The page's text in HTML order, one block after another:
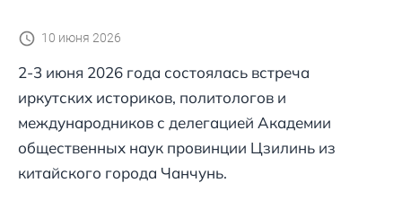
10 июня 2026
2-3 июня 2026 года состоялась встреча
иркутских историков, политологов и
международников с делегацией Академии
общественных наук провинции Цзилинь из
китайского города Чанчунь.